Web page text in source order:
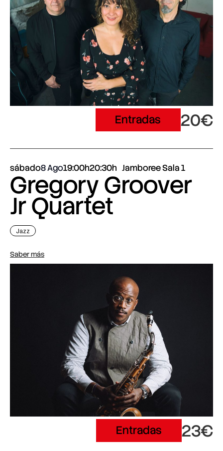
Entradas 20€
sábado8 Ago19:00h20:30h Jamboree Sala 1
Gregory Groover
Jr Quartet
Jazz
Saber más
Entradas 23€